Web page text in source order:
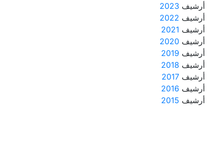
أرشيف 2023
أرشيف 2022
أرشيف 2021
أرشيف 2020
أرشيف 2019
أرشيف 2018
أرشيف 2017
أرشيف 2016
أرشيف 2015